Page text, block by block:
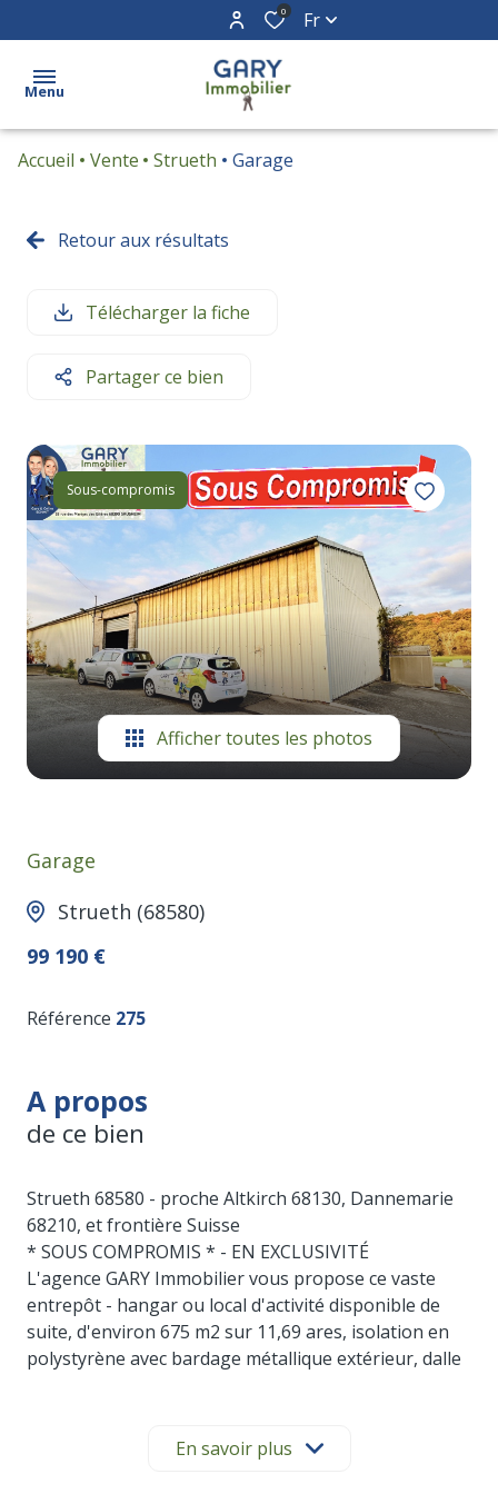
0 Fr
Menu
Vendre
vendus
Estimation
Contact
Accueil Vente Strueth Garage
Retour aux résultats
Télécharger la fiche
Partager ce bien
Sous-compromis
Afficher toutes les photos
Garage
Strueth (68580)
99 190 €
Référence 275
A propos
de ce bien
Strueth 68580 - proche Altkirch 68130, Dannemarie
68210, et frontière Suisse
* SOUS COMPROMIS * - EN EXCLUSIVITÉ
L'agence GARY Immobilier vous propose ce vaste
entrepôt - hangar ou local d'activité disponible de
suite, d'environ 675 m2 sur 11,69 ares, isolation en
polystyrène avec bardage métallique extérieur, dalle
4,75 m jusqu'au dalles isloantes de plafond, 3 grand
rideaux métaliques coulissants, point d'eau avec
En savoir plus